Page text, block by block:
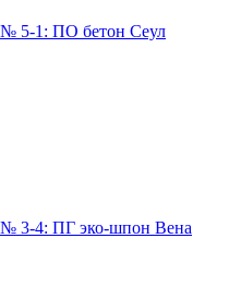
5-1: ПО бетон Сеул
3-4: ПГ эко-шпон Вена